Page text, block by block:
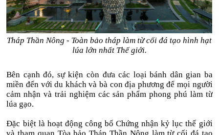
Tháp Thần Nông - Toàn bảo tháp làm từ cối đá tạo hình hạt
lúa lớn nhất Thế giới.
Bên cạnh đó, sự kiện còn đưa các loại bánh dân gian ba
miền đến với du khách và bà con địa phương để mọi người
cảm nhận và trải nghiệm các sản phẩm phong phú làm từ
lúa gạo.
Đặc biệt là hoạt động công bố Chứng nhận kỷ lục thế giới